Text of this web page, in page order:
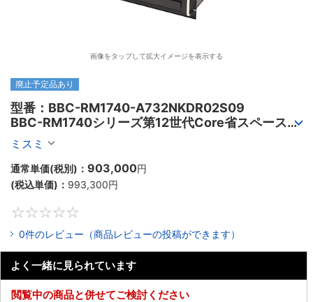
画像をタップして拡大イメージを表示する
廃止予定品あり
型番：BBC-RM1740-A732NKDR02S09
BBC-RM1740シリーズ第12世代Core省スペースラ
ックマウントFAPC4PCI・3PCIe
ミスミ
通常単価(税別)： 903,000円
(税込単価)： 993,300円
0件のレビュー（商品レビューの投稿ができます）
よく一緒に見られています
閲覧中の商品と併せてご検討ください